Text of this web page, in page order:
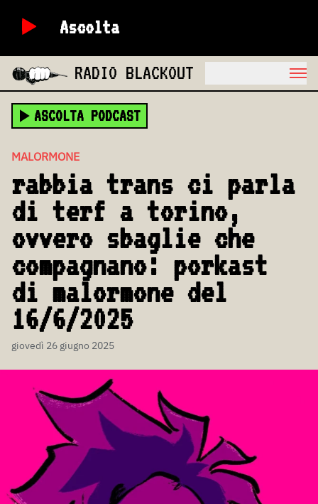
Ascolta
RADIO BLACKOUT
ASCOLTA PODCAST
MALORMONE
rabbia trans ci parla
di terf a torino,
ovvero sbaglie che
compagnano: porkast
di malormone del
16/6/2025
giovedì 26 giugno 2025